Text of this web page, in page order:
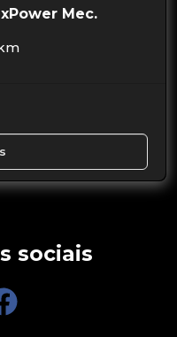
Mec.
sociais